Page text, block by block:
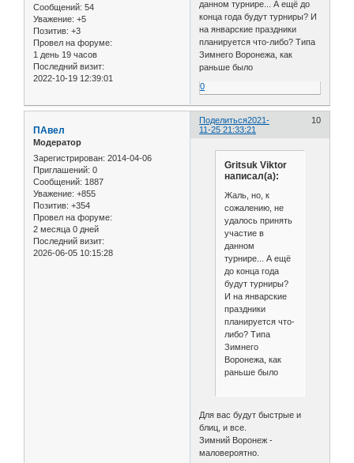
Сообщений: 54
Уважение: +5
Позитив: +3
Провел на форуме:
1 день 19 часов
Последний визит:
2022-10-19 12:39:01
данном турнире... А ещё до
конца года будут турниры? И
на январские праздники
планируется что-либо? Типа
Зимнего Воронежа, как
раньше было
0
Поделиться 10
2021-
11-25 21:33:21
ПАвел
Модератор
Зарегистрирован: 2014-04-06
Приглашений: 0
Сообщений: 1887
Уважение: +855
Позитив: +354
Провел на форуме:
2 месяца 0 дней
Последний визит:
2026-06-05 10:15:28
Gritsuk Viktor
написал(а):
Жаль, но, к
сожалению, не
удалось принять
участие в
данном
турнире... А ещё
до конца года
будут турниры?
И на январские
праздники
планируется что-
либо? Типа
Зимнего
Воронежа, как
раньше было
Для вас будут быстрые и
блиц, и все.
Зимний Воронеж -
маловероятно.